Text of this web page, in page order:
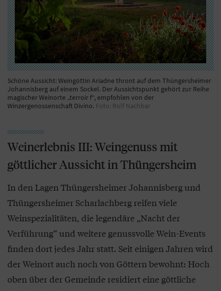
Schöne Aussicht: Weingöttin Ariadne thront auf dem Thüngersheimer
Johannisberg auf einem Sockel. Der Aussichtspunkt gehört zur Reihe
magischer Weinorte „terroir f“, empfohlen von der
Winzergenossenschaft Divino. Foto: Rolf Nachbar
Weinerlebnis III: Weingenuss mit
göttlicher Aussicht in Thüngersheim
In den Lagen Thüngersheimer Johannisberg und
Thüngersheimer Scharlachberg reifen viele
Weinspezialitäten, die legendäre „Nacht der
Verführung“ und weitere genussvolle Wein-Events
finden dort jedes Jahr statt. Seit einigen Jahren wird
der Weinort auch noch von Göttern bewohnt: Hoch
oben über der Gemeinde residiert eine göttliche